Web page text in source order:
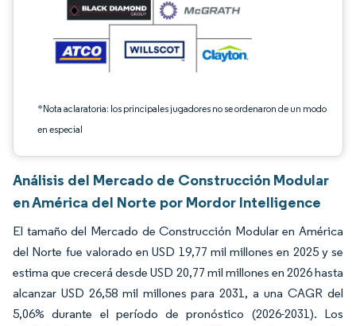
*Nota aclaratoria: los principales jugadores no se ordenaron de un modo
en especial
Análisis del Mercado de Construcción Modular
en América del Norte por Mordor Intelligence
El tamaño del Mercado de Construcción Modular en América
del Norte fue valorado en USD 19,77 mil millones en 2025 y se
estima que crecerá desde USD 20,77 mil millones en 2026 hasta
alcanzar USD 26,58 mil millones para 2031, a una CAGR del
5,06% durante el período de pronóstico (2026-2031). Los